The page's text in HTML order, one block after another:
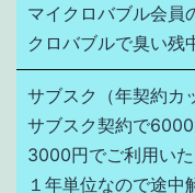
マイクロバブル会員
クロバブルで臭い残
サブスク（年契約カ
サブスク契約で
3000円でご利用いた
１年単位なので途中